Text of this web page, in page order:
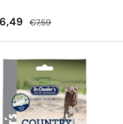
Normaler Preis
€7,59